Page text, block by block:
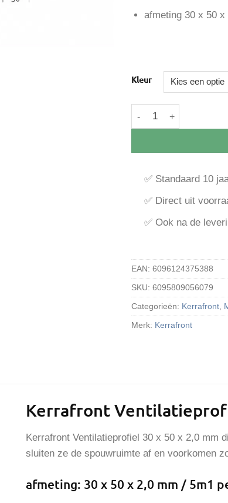
afmeting 30 x 50 x
Kleur
Kerrafront
✅ Standaard 10
✅ Direct uit
✅ Ook na de
EAN: 6096124375388
SKU: 6095809056079
Categorieën: Kerrafront,
Merk: Kerrafront
Kerrafront
Kerrafront Ventilatieprofiel 30 x 50 x 2,0 mm
sluiten ze de spouwruimte af en voorkomen
afmeting: 30 x 50 x 2,0 mm / 5m1